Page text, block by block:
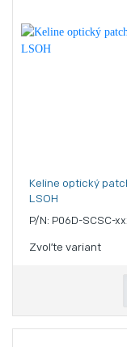
Keline optický
LSOH
P/N: P06D-SCSC-
Zvoľte variant